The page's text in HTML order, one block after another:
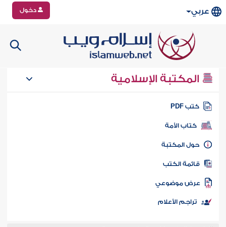
عربي دخول
المكتبة الإسلامية
كتب PDF
كتاب الأمة
المكتبة
الكتب
موضوعي